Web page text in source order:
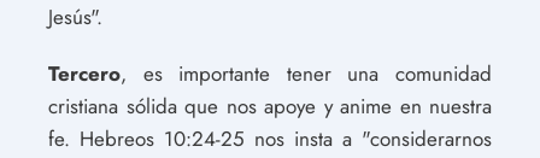
Jesús".
Tercero, es importante tener una comunidad
cristiana sólida que nos apoye y anime en nuestra
fe. Hebreos 10:24-25 nos insta a "considerarnos